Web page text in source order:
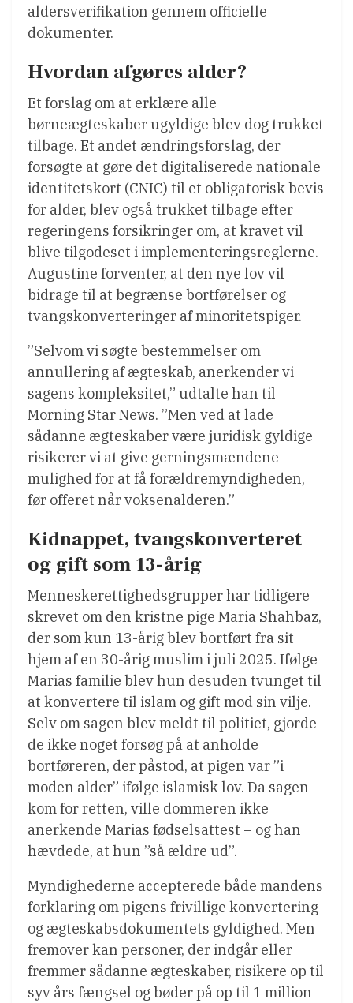
aldersverifikation gennem officielle
dokumenter.
Hvordan afgøres alder?
Et forslag om at erklære alle
børneægteskaber ugyldige blev dog trukket
tilbage. Et andet ændringsforslag, der
forsøgte at gøre det digitaliserede nationale
identitetskort (CNIC) til et obligatorisk bevis
for alder, blev også trukket tilbage efter
regeringens forsikringer om, at kravet vil
blive tilgodeset i implementeringsreglerne.
Augustine forventer, at den nye lov vil
bidrage til at begrænse bortførelser og
tvangskonverteringer af minoritetspiger.
”Selvom vi søgte bestemmelser om
annullering af ægteskab, anerkender vi
sagens kompleksitet,” udtalte han til
Morning Star News. ”Men ved at lade
sådanne ægteskaber være juridisk gyldige
risikerer vi at give gerningsmændene
mulighed for at få forældremyndigheden,
før offeret når voksenalderen.”
Kidnappet, tvangskonverteret
og gift som 13-årig
Menneskerettighedsgrupper har tidligere
skrevet om den kristne pige Maria Shahbaz,
der som kun 13-årig blev bortført fra sit
hjem af en 30-årig muslim i juli 2025. Ifølge
Marias familie blev hun desuden tvunget til
at konvertere til islam og gift mod sin vilje.
Selv om sagen blev meldt til politiet, gjorde
de ikke noget forsøg på at anholde
bortføreren, der påstod, at pigen var ”i
moden alder” ifølge islamisk lov. Da sagen
kom for retten, ville dommeren ikke
anerkende Marias fødselsattest – og han
hævdede, at hun ”så ældre ud”.
Myndighederne accepterede både mandens
forklaring om pigens frivillige konvertering
og ægteskabsdokumentets gyldighed. Men
fremover kan personer, der indgår eller
fremmer sådanne ægteskaber, risikere op til
syv års fængsel og bøder på op til 1 million